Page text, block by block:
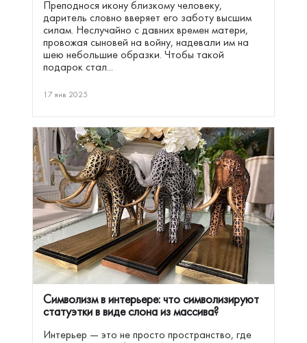
Преподнося икону близкому человеку,
даритель словно вверяет его заботу высшим
силам. Неслучайно с давних времен матери,
провожая сыновей на войну, надевали им на
шею небольшие образки. Чтобы такой
подарок стал...
17 янв 2025
Символизм в интерьере: что символизируют
статуэтки в виде слона из массива?
Интерьер — это не просто пространство, где